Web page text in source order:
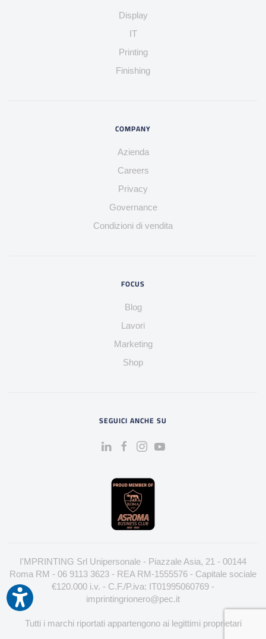
Display
IT
Printing
Finishing
COMPANY
Azienda
Careers
Privacy
Governance
Condizioni di vendita
FOCUS
Blog
Lavori
Marketing
Shop
SEGUICI ANCHE SU
I'MPRINTING Srl Unipersonale - Piazzale Asia, 21 - 00144
Roma RM - 06 9113 3623 - REA RM-1555576 - Capitale sociale
€120.000 i.v. - C.F./P.iva: IT01995060769 -
imprintingrionero@pec.it
Tutti i marchi riportati appartengono ai legittimi proprietari